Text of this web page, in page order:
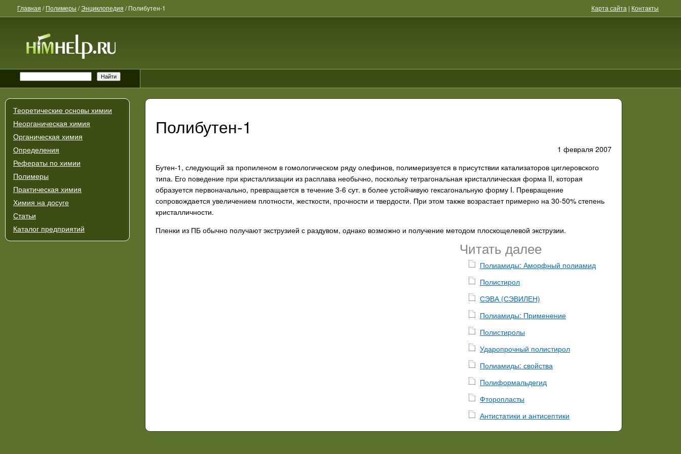
Главная /Полимеры /Энциклопедия /Полибутен-1 Карта сайта | Контакты
Теоретические основы химии
Неорганическая химия
Органическая химия
Определения
Рефераты по химии
Полимеры
Практическая химия
Химия на досуге
Статьи
Каталог предприятий
Полибутен-1
1 февраля 2007
Бутен-1, следующий за пропиленом в гомологическом ряду олефинов, полимеризуется в присутствии катализаторов циглеровского
типа. Его поведение при кристаллизации из расплава необычно, поскольку тетрагональная кристаллическая форма II, которая
образуется первоначально, превращается в течение 3-6 сут. в более устойчивую гексагональную форму I. Превращение
сопровождается увеличением плотности, жесткости, прочности и твердости. При этом также возрастает примерно на 30-50% степень
кристалличности.
Пленки из ПБ обычно получают экструзией с раздувом, однако возможно и получение методом плоскощелевой экструзии.
Читать далее
Полиамиды: Аморфный полиамид
Полистирол
СЭВА (СЭВИЛЕН)
Полиамиды: Применение
Полистиролы
Ударопрочный полистирол
Полиамиды: свойства
Полиформальдегид
Фторопласты
Антистатики и антисептики